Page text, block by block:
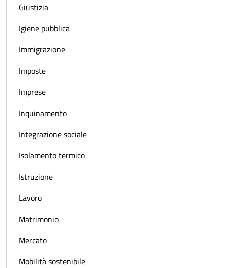
Giustizia
Igiene pubblica
Immigrazione
Imposte
Imprese
Inquinamento
Integrazione sociale
Isolamento termico
Istruzione
Lavoro
Matrimonio
Mercato
Mobilità sostenibile